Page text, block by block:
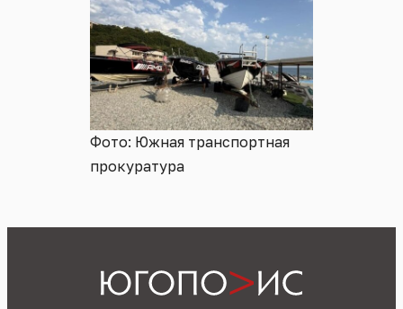
Фото: Южная транспортная
прокуратура